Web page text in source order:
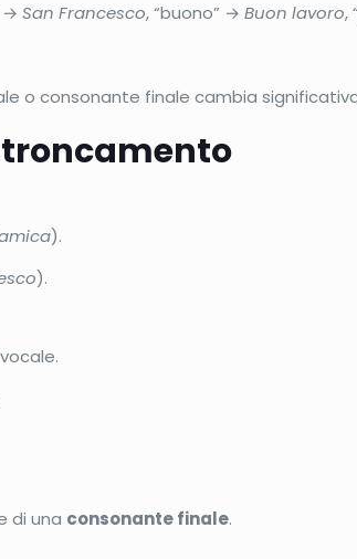
→San Francesco, “buono” →Buon lavoro,
o consonante finale cambia
troncamento
).
).
di una consonante finale.